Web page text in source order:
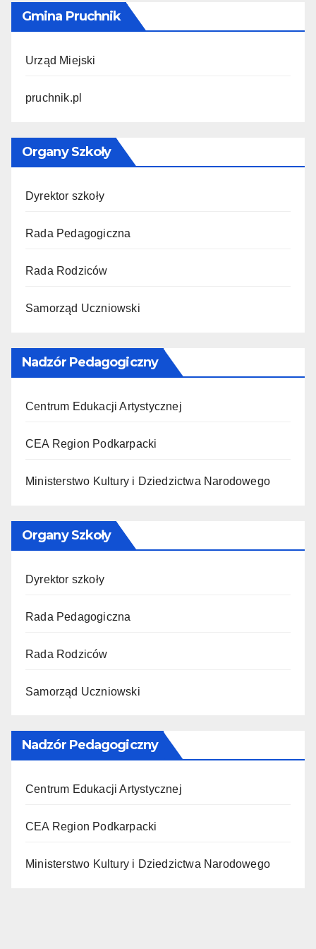
Gmina Pruchnik
Urząd Miejski
pruchnik.pl
Organy Szkoły
Dyrektor szkoły
Rada Pedagogiczna
Rada Rodziców
Samorząd Uczniowski
Nadzór Pedagogiczny
Centrum Edukacji Artystycznej
CEA Region Podkarpacki
Ministerstwo Kultury i Dziedzictwa Narodowego
Organy Szkoły
Dyrektor szkoły
Rada Pedagogiczna
Rada Rodziców
Samorząd Uczniowski
Nadzór Pedagogiczny
Centrum Edukacji Artystycznej
CEA Region Podkarpacki
Ministerstwo Kultury i Dziedzictwa Narodowego